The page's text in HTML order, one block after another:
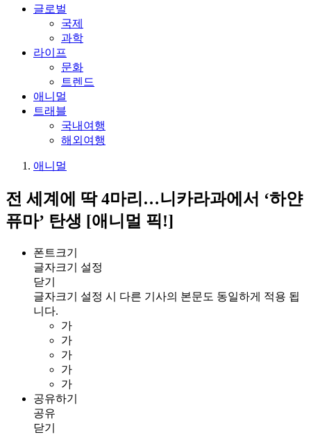
글로벌
국제
과학
라이프
문화
트렌드
애니멀
트래블
국내여행
해외여행
애니멀
전 세계에 딱 4마리…니카라과에서 ‘하얀
퓨마’ 탄생 [애니멀 픽!]
폰트크기
글자크기 설정
닫기
글자크기 설정 시 다른 기사의 본문도 동일하게 적용 됩
니다.
가
가
가
가
가
공유하기
공유
닫기